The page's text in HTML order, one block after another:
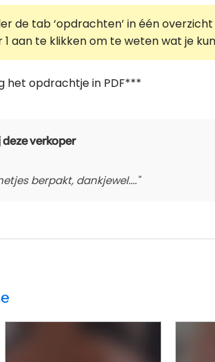
de tab ‘opdrachten’ in één
1 aan te klikken om te weten wat je
het opdrachtje in PDF***
verkoper
berpakt, dankjewel...."